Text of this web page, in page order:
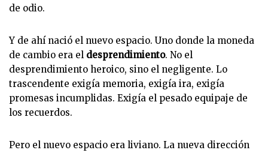
de odio.
Y de ahí nació el nuevo espacio. Uno donde la moneda
de cambio era el desprendimiento. No el
desprendimiento heroico, sino el negligente. Lo
trascendente exigía memoria, exigía ira, exigía
promesas incumplidas. Exigía el pesado equipaje de
los recuerdos.
Pero el nuevo espacio era liviano. La nueva dirección